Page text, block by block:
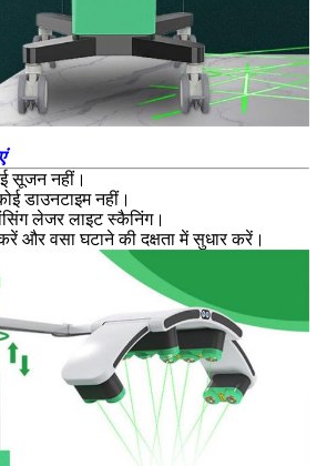
सूजन नहीं।
डाउनटाइम नहीं।
लेजर लाइट स्कैनिंग।
और वसा घटाने की दक्षता में सुधार करें।